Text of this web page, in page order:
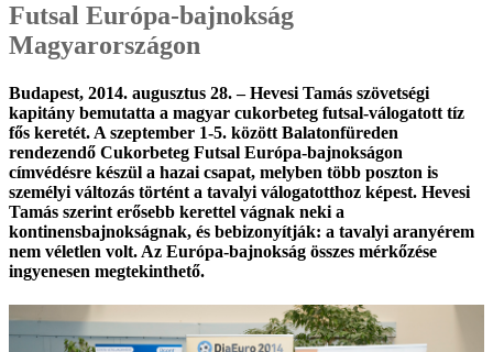
Futsal Európa-bajnokság
Magyarországon
Budapest, 2014. augusztus 28. – Hevesi Tamás szövetségi
kapitány bemutatta a magyar cukorbeteg futsal-válogatott tíz
fős keretét. A szeptember 1-5. között Balatonfüreden
rendezendő Cukorbeteg Futsal Európa-bajnokságon
címvédésre készül a hazai csapat, melyben több poszton is
személyi változás történt a tavalyi válogatotthoz képest. Hevesi
Tamás szerint erősebb kerettel vágnak neki a
kontinensbajnokságnak, és bebizonyítják: a tavalyi aranyérem
nem véletlen volt. Az Európa-bajnokság összes mérkőzése
ingyenesen megtekinthető.